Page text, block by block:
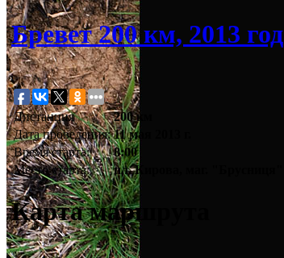
Бревет 200 км, 2013 год
Дистанция
200 км
Дата проведения: 11 мая 2013 г.
Время старта:
8:00
Место старта:
пл. Кирова, маг. "Брусниця"
Карта маршрута